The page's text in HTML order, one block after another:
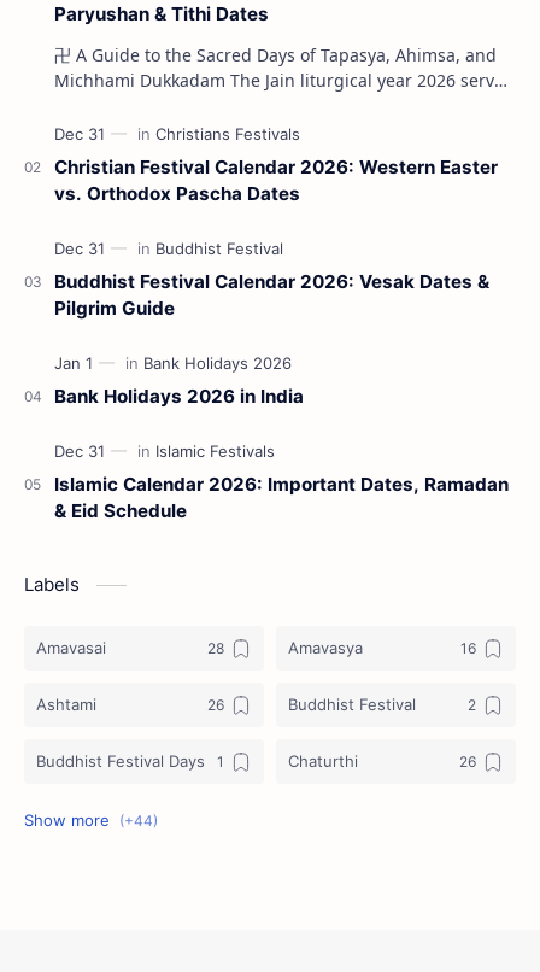
Paryushan & Tithi Dates
卍 A Guide to the Sacred Days of Tapasya, Ahimsa, and
Michhami Dukkadam The Jain liturgical year 2026 serves
Christian Festival Calendar 2026: Western Easter
vs. Orthodox Pascha Dates
Buddhist Festival Calendar 2026: Vesak Dates &
Pilgrim Guide
Bank Holidays 2026 in India
Islamic Calendar 2026: Important Dates, Ramadan
& Eid Schedule
Labels
Amavasai Amavasya
Ashtami Buddhist Festival
Buddhist Festival Days Chaturthi
Christians Festivals